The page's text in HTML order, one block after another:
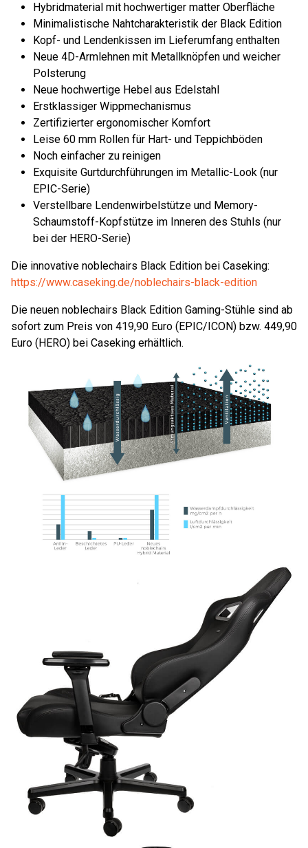
Hybridmaterial mit hochwertiger matter Oberfläche
Minimalistische Nahtcharakteristik der Black Edition
Kopf- und Lendenkissen im Lieferumfang enthalten
Neue 4D-Armlehnen mit Metallknöpfen und weicher
Polsterung
Neue hochwertige Hebel aus Edelstahl
Erstklassiger Wippmechanismus
Zertifizierter ergonomischer Komfort
Leise 60 mm Rollen für Hart- und Teppichböden
Noch einfacher zu reinigen
Exquisite Gurtdurchführungen im Metallic-Look (nur
EPIC-Serie)
Verstellbare Lendenwirbelstütze und Memory-
Schaumstoff-Kopfstütze im Inneren des Stuhls (nur
bei der HERO-Serie)
Die innovative noblechairs Black Edition bei Caseking:
https://www.caseking.de/noblechairs-black-edition
Die neuen noblechairs Black Edition Gaming-Stühle sind ab
sofort zum Preis von 419,90 Euro (EPIC/ICON) bzw. 449,90
Euro (HERO) bei Caseking erhältlich.